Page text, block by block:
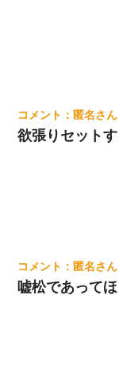
匿名
欲張りセット
匿名
嘘松であって